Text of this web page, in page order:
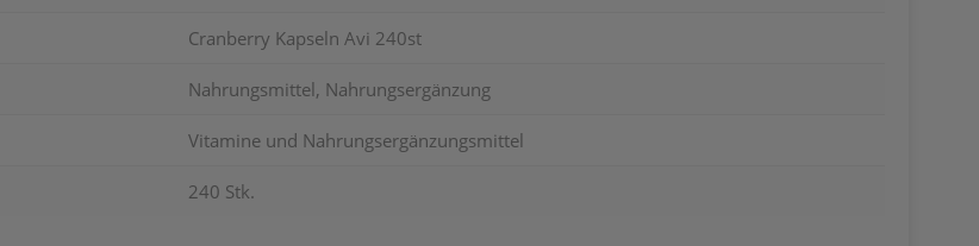
Cranberry Kapseln Avi 240st
Nahrungsmittel, Nahrungsergänzung
Vitamine und Nahrungsergänzungsmittel
240 Stk.